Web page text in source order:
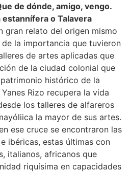
de dónde, amigo, vengo.
o Talavera
gran relato del origen mismo
la importancia que tuvieron
de artes aplicadas que
de la ciudad colonial que
histórico de la
Rizo recupera la vida
los talleres de alfareros
la mayor de sus artes.
ese cruce se encontraron las
ibéricas, estas últimas con
italianos, africanos que
riquísima en capacidades